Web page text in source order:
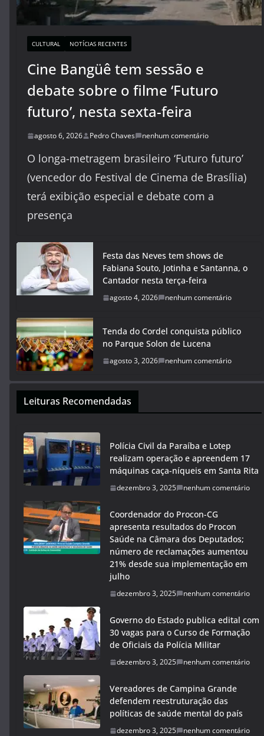
CULTURAL NOTÍCIAS RECENTES
Cine Bangüê tem sessão e
debate sobre o filme ‘Futuro
futuro’, nesta sexta-feira
agosto 6, 2026 Pedro Chaves nenhum comentário
O longa-metragem brasileiro ‘Futuro futuro’
(vencedor do Festival de Cinema de Brasília)
terá exibição especial e debate com a
presença
Festa das Neves tem shows de
Fabiana Souto, Jotinha e Santanna, o
Cantador nesta terça-feira
agosto 4, 2026 nenhum comentário
Tenda do Cordel conquista público
no Parque Solon de Lucena
agosto 3, 2026 nenhum comentário
Leituras Recomendadas
Polícia Civil da Paraíba e Lotep
realizam operação e apreendem 17
máquinas caça-níqueis em Santa Rita
dezembro 3, 2025 nenhum comentário
Coordenador do Procon-CG
apresenta resultados do Procon
Saúde na Câmara dos Deputados;
número de reclamações aumentou
21% desde sua implementação em
julho
dezembro 3, 2025 nenhum comentário
Governo do Estado publica edital com
30 vagas para o Curso de Formação
de Oficiais da Polícia Militar
dezembro 3, 2025 nenhum comentário
Vereadores de Campina Grande
defendem reestruturação das
políticas de saúde mental do país
dezembro 3, 2025 nenhum comentário